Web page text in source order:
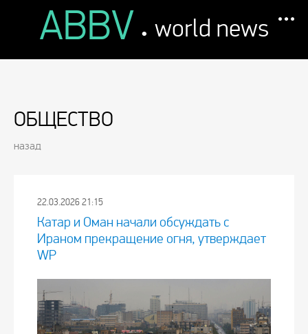
ABBV . world news
ОБЩЕСТВО
назад
22.03.2026 21:15
Катар и Оман начали обсуждать с
Ираном прекращение огня, утверждает
WP